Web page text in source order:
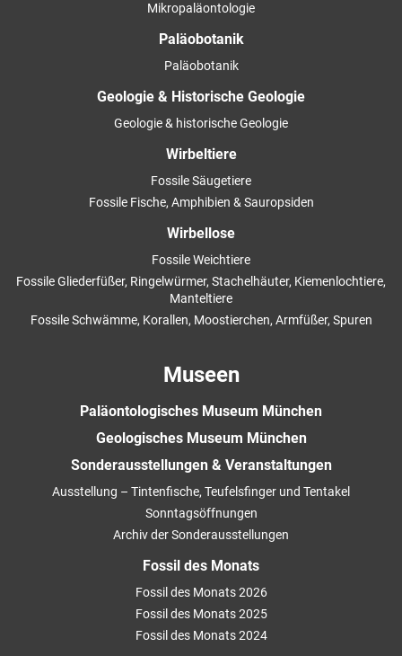
Mikropaläontologie
Paläobotanik
Paläobotanik
Geologie & Historische Geologie
Geologie & historische Geologie
Wirbeltiere
Fossile Säugetiere
Fossile Fische, Amphibien & Sauropsiden
Wirbellose
Fossile Weichtiere
Fossile Gliederfüßer, Ringelwürmer, Stachelhäuter, Kiemenlochtiere,
Manteltiere
Fossile Schwämme, Korallen, Moostierchen, Armfüßer, Spuren
Museen
Paläontologisches Museum München
Geologisches Museum München
Sonderausstellungen & Veranstaltungen
Ausstellung – Tintenfische, Teufelsfinger und Tentakel
Sonntagsöffnungen
Archiv der Sonderausstellungen
Fossil des Monats
Fossil des Monats 2026
Fossil des Monats 2025
Fossil des Monats 2024